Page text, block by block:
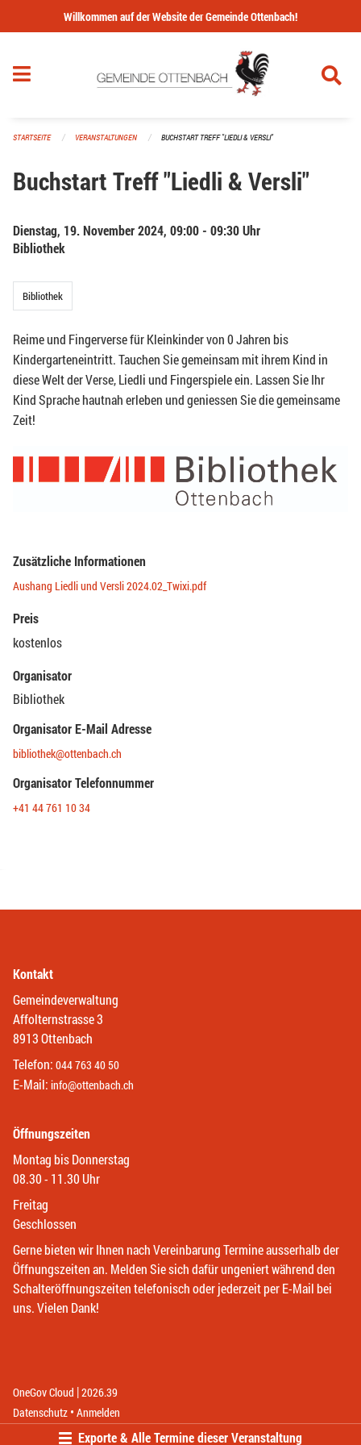
Exporte & Alle Termine dieser Veranstaltung
Navigation überspringen
Willkommen auf der Website der Gemeinde Ottenbach!
STARTSEITE VERANSTALTUNGEN BUCHSTART TREFF "LIEDLI & VERSLI"
Buchstart Treff "Liedli & Versli"
Dienstag, 19. November 2024, 09:00 - 09:30 Uhr
Bibliothek
Bibliothek
Reime und Fingerverse für Kleinkinder von 0 Jahren bis
Kindergarteneintritt. Tauchen Sie gemeinsam mit ihrem Kind in
diese Welt der Verse, Liedli und Fingerspiele ein. Lassen Sie Ihr
Kind Sprache hautnah erleben und geniessen Sie die gemeinsame
Zeit!
Zusätzliche Informationen
Aushang Liedli und Versli 2024.02_Twixi.pdf
Preis
kostenlos
Organisator
Bibliothek
Organisator E-Mail Adresse
bibliothek@ottenbach.ch
Organisator Telefonnummer
+41 44 761 10 34
Kontakt
Gemeindeverwaltung
Affolternstrasse 3
8913 Ottenbach
Telefon: 044 763 40 50
E-Mail: info@ottenbach.ch
Öffnungszeiten
Montag bis Donnerstag
08.30 - 11.30 Uhr
Freitag
Geschlossen
Gerne bieten wir Ihnen nach Vereinbarung Termine ausserhalb der
Öffnungszeiten an. Melden Sie sich dafür ungeniert während den
Schalteröffnungszeiten telefonisch oder jederzeit per E-Mail bei
uns. Vielen Dank!
OneGov Cloud (External Link)
|2026.39
Datenschutz (External Link)
Anmelden